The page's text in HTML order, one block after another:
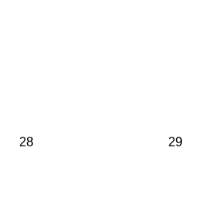
28 29